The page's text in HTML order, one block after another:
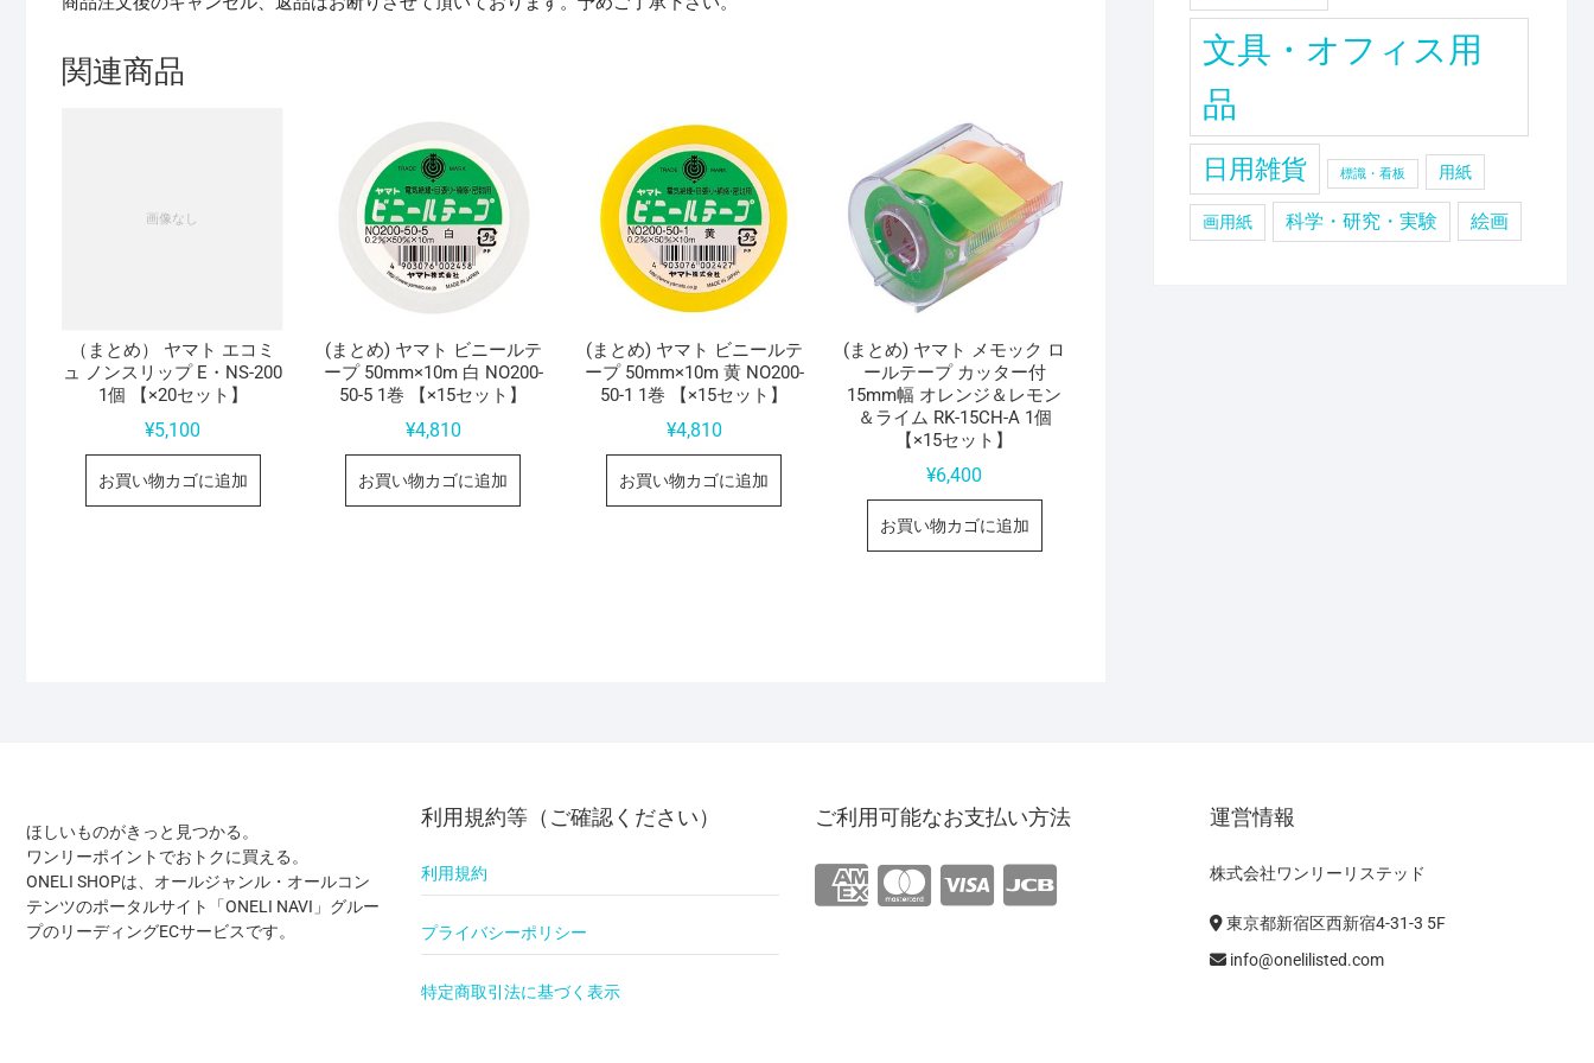
関連商品
（まとめ） ヤマト エコミ
ュ ノンスリップ E・NS-200
1個 【×20セット】
¥5,100
お買い物カゴに追加
(まとめ) ヤマト ビニールテ
ープ 50mm×10m 白 NO200-
50-5 1巻 【×15セット】
¥4,810
お買い物カゴに追加
(まとめ) ヤマト ビニールテ
ープ 50mm×10m 黄 NO200-
50-1 1巻 【×15セット】
¥4,810
お買い物カゴに追加
(まとめ) ヤマト メモック ロ
ールテープ カッター付
15mm幅 オレンジ＆レモン
＆ライム RK-15CH-A 1個
【×15セット】
¥6,400
お買い物カゴに追加
文具・オフィス用
品
日用雑貨 標識・看板 用紙
画用紙 科学・研究・実験 絵画
ほしいものがきっと見つかる。
ワンリーポイントでおトクに買える。
ONELI SHOPは、オールジャンル・オールコン
テンツのポータルサイト「ONELI NAVI」グルー
プのリーディングECサービスです。
利用規約等（ご確認ください）
利用規約
プライバシーポリシー
特定商取引法に基づく表示
ご利用可能なお支払い方法 運営情報
株式会社ワンリーリステッド
東京都新宿区西新宿4-31-3 5F
info@onelilisted.com